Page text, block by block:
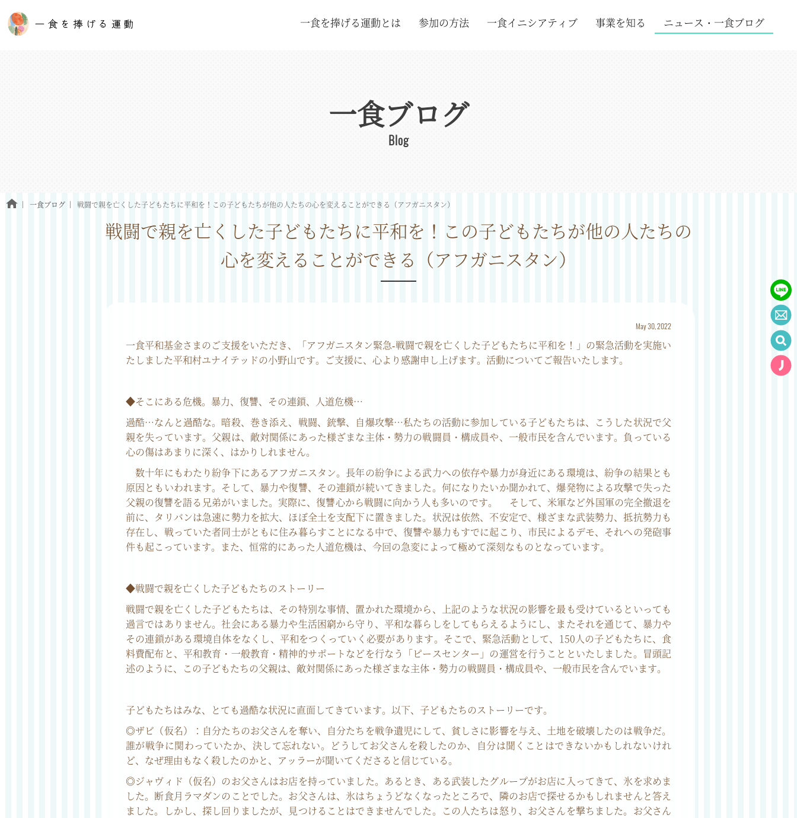
一食を捧げる運動とは 参加の方法 一食イニシアティブ 事業を知る ニュース・一食ブログ
一食ブログ
Blog
一食ブログ 戦闘で親を亡くした子どもたちに平和を！この子どもたちが他の人たちの心を変えることができる（アフガニスタン）
戦闘で親を亡くした子どもたちに平和を！この子どもたちが他の人たちの
心を変えることができる（アフガニスタン）
May 30, 2022
一食平和基金さまのご支援をいただき、「アフガニスタン緊急-戦闘で親を亡くした子どもたちに平和を！」の緊急活動を実施い
たしました平和村ユナイテッドの小野山です。ご支援に、心より感謝申し上げます。活動についてご報告いたします。
◆そこにある危機。暴力、復讐、その連鎖、人道危機…
過酷…なんと過酷な。暗殺、巻き添え、戦闘、銃撃、自爆攻撃…私たちの活動に参加している子どもたちは、こうした状況で父
親を失っています。父親は、敵対関係にあった様ざまな主体・勢力の戦闘員・構成員や、一般市民を含んでいます。負っている
心の傷はあまりに深く、はかりしれません。
数十年にもわたり紛争下にあるアフガニスタン。長年の紛争による武力への依存や暴力が身近にある環境は、紛争の結果とも
原因ともいわれます。そして、暴力や復讐、その連鎖が続いてきました。何になりたいか聞かれて、爆発物による攻撃で失った
父親の復讐を語る兄弟がいました。実際に、復讐心から戦闘に向かう人も多いのです。 そして、米軍など外国軍の完全撤退を
前に、タリバンは急速に勢力を拡大、ほぼ全土を支配下に置きました。状況は依然、不安定で、様ざまな武装勢力、抵抗勢力も
存在し、戦っていた者同士がともに住み暮らすことになる中で、復讐や暴力もすでに起こり、市民によるデモ、それへの発砲事
件も起こっています。また、恒常的にあった人道危機は、今回の急変によって極めて深刻なものとなっています。
◆戦闘で親を亡くした子どもたちのストーリー
戦闘で親を亡くした子どもたちは、その特別な事情、置かれた環境から、上記のような状況の影響を最も受けているといっても
過言ではありません。社会にある暴力や生活困窮から守り、平和な暮らしをしてもらえるようにし、またそれを通じて、暴力や
その連鎖がある環境自体をなくし、平和をつくっていく必要があります。そこで、緊急活動として、150人の子どもたちに、食
料費配布と、平和教育・一般教育・精神的サポートなどを行なう「ピースセンター」の運営を行うことといたしました。冒頭記
述のように、この子どもたちの父親は、敵対関係にあった様ざまな主体・勢力の戦闘員・構成員や、一般市民を含んでいます。
子どもたちはみな、とても過酷な状況に直面してきています。以下、子どもたちのストーリーです。
◎ザビ（仮名）：自分たちのお父さんを奪い、自分たちを戦争遺児にして、貧しさに影響を与え、土地を破壊したのは戦争だ。
誰が戦争に関わっていたか、決して忘れない。どうしてお父さんを殺したのか、自分は聞くことはできないかもしれないけれ
ど、なぜ理由もなく殺したのかと、アッラーが聞いてくださると信じている。
◎ジャヴィド（仮名）のお父さんはお店を持っていました。あるとき、ある武装したグループがお店に入ってきて、氷を求めま
した。断食月ラマダンのことでした。お父さんは、氷はちょうどなくなったところで、隣のお店で探せるかもしれませんと答え
ました。しかし、探し回りましたが、見つけることはできませんでした。この人たちは怒り、お父さんを撃ちました。お父さん